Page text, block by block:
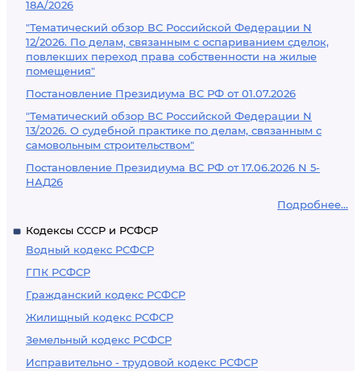
18А/2026
"Тематический обзор ВС Российской Федерации N
12/2026. По делам, связанным с оспариванием сделок,
повлекших переход права собственности на жилые
помещения"
Постановление Президиума ВС РФ от 01.07.2026
"Тематический обзор ВС Российской Федерации N
13/2026. О судебной практике по делам, связанным с
самовольным строительством"
Постановление Президиума ВС РФ от 17.06.2026 N 5-
НАД26
Подробнее...
Кодексы СССР и РСФСР
Водный кодекс РСФСР
ГПК РСФСР
Гражданский кодекс РСФСР
Жилищный кодекс РСФСР
Земельный кодекс РСФСР
Исправительно - трудовой кодекс РСФСР